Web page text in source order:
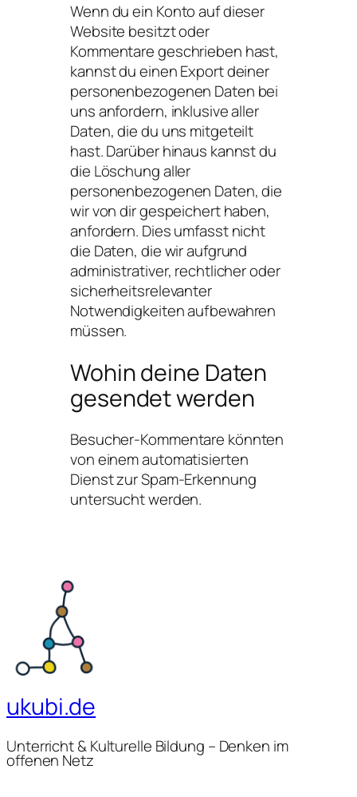
Wenn du ein Konto auf dieser
Website besitzt oder
Kommentare geschrieben hast,
kannst du einen Export deiner
personenbezogenen Daten bei
uns anfordern, inklusive aller
Daten, die du uns mitgeteilt
hast. Darüber hinaus kannst du
die Löschung aller
personenbezogenen Daten, die
wir von dir gespeichert haben,
anfordern. Dies umfasst nicht
die Daten, die wir aufgrund
administrativer, rechtlicher oder
sicherheitsrelevanter
Notwendigkeiten aufbewahren
müssen.
Wohin deine Daten
gesendet werden
Besucher-Kommentare könnten
von einem automatisierten
Dienst zur Spam-Erkennung
untersucht werden.
ukubi.de
Unterricht & Kulturelle Bildung – Denken im
offenen Netz